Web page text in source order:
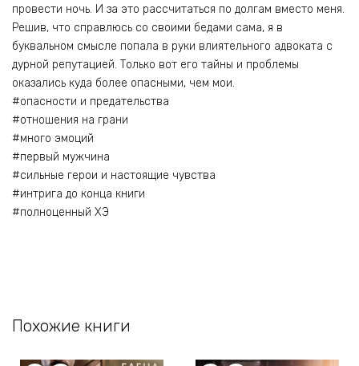
провести ночь. И за это рассчитаться по долгам вместо меня.
Решив, что справлюсь со своими бедами сама, я в
буквальном смысле попала в руки влиятельного адвоката с
дурной репутацией. Только вот его тайны и проблемы
оказались куда более опасными, чем мои.
#опасности и предательства
#отношения на грани
#много эмоций
#первый мужчина
#сильные герои и настоящие чувства
#интрига до конца книги
#полноценный ХЭ
Похожие книги